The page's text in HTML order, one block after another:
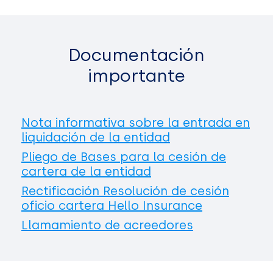
Documentación
importante
Nota informativa sobre la entrada en
liquidación de la entidad
Pliego de Bases para la cesión de
cartera de la entidad
Rectificación Resolución de cesión
oficio cartera Hello Insurance
Llamamiento de acreedores